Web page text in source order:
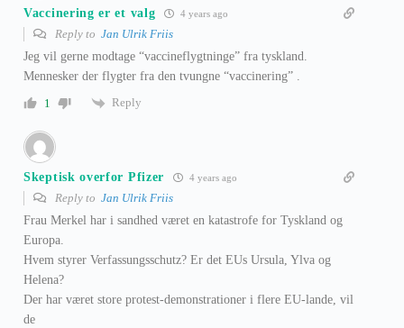
Vaccinering er et valg 4 years ago
Reply to Jan Ulrik Friis
Jeg vil gerne modtage “vaccineflygtninge” fra tyskland.
Mennesker der flygter fra den tvungne “vaccinering” .
1
Reply
Skeptisk overfor Pfizer 4 years ago
Reply to Jan Ulrik Friis
Frau Merkel har i sandhed været en katastrofe for Tyskland og
Europa.
Hvem styrer Verfassungsschutz? Er det EUs Ursula, Ylva og
Helena?
Der har været store protest-demonstrationer i flere EU-lande, vil
de